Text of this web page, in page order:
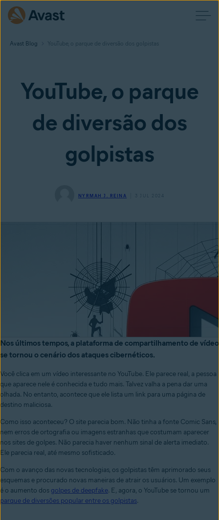
Avast Blog YouTube, o parque de diversão dos golpistas
YouTube, o parque
de diversão dos
golpistas
NYRMAH J. REINA 3 JUL 2024
Nos últimos tempos, a plataforma de compartilhamento de vídeo
se tornou o cenário dos ataques cibernéticos.
Você clica em um vídeo interessante no YouTube. Ele parece real, a pessoa
que aparece nele é conhecida e tudo mais. Talvez valha a pena dar uma
olhada. No entanto, acontece que ele lista um link para uma página de
destino maliciosa.
Como isso aconteceu? O site parecia bom. Não tinha a fonte Comic Sans,
nem erros de ortografia ou imagens estranhas que costumam aparecer
nos sites de golpes. Não parecia haver nenhum sinal de alerta imediato.
Ele parecia real, até mesmo sofisticado.
Com o avanço das novas tecnologias, os golpistas têm aprimorado seus
esquemas e procurado novas maneiras de atrair os usuários. Um exemplo
é o aumento dos golpes de deepfake. E, agora, o YouTube se tornou um
parque de diversões popular entre os golpistas.